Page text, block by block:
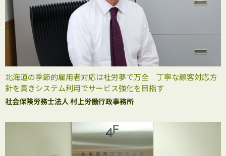
北海道の季節的雇用者対応は社労夢で万全 丁寧な顧客対応方
針を貫きシステム利用でサービス強化を目指す
社会保険労務士法人 村上労働行政事務所